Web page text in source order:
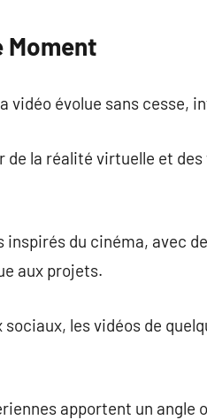
Moment
vidéo évolue sans cesse,
de la réalité virtuelle et
du cinéma, avec
aux projets.
les vidéos de
apportent un